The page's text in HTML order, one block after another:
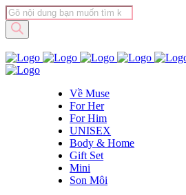
Tìm
kiếm
sản
Về Muse
For Her
For Him
UNISEX
Body & Home
Gift Set
Mini
Son Môi